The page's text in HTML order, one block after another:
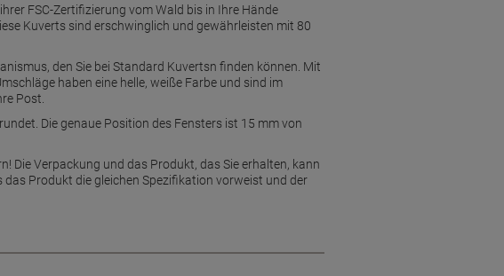
FSC-Zertifizierung vom Wald bis in Ihre Hände
Kuverts sind erschwinglich und gewährleisten mit 80
den Sie bei Standard Kuvertsn finden können. Mit
haben eine helle, weiße Farbe und sind im
Post.
Die genaue Position des Fensters ist 15 mm von
Die Verpackung und das Produkt, das Sie erhalten, kann
Produkt die gleichen Spezifikation vorweist und der